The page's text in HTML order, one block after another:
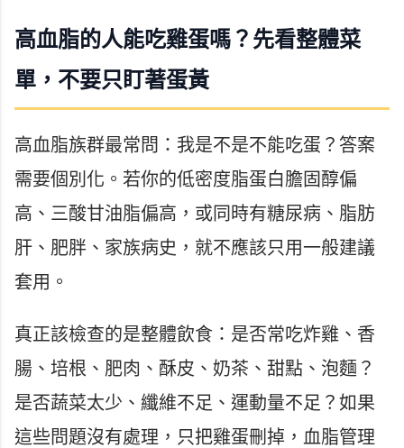
高血脂的人能吃雞蛋嗎？先看整體菜
單，不要只盯著蛋黃
高血脂族群最常問：我是不是不能吃蛋？答案
需要個別化。若你的低密度脂蛋白膽固醇偏
高、三酸甘油脂偏高，或同時有糖尿病、脂肪
肝、肥胖、家族病史，就不應該只用一般建議
套用。
真正該檢查的是整體飲食：是否常吃炸雞、香
腸、培根、肥肉、酥皮、奶茶、甜點、泡麵？
是否蔬菜太少、纖維不足、運動量不足？如果
這些問題沒有處理，只把雞蛋刪掉，血脂管理